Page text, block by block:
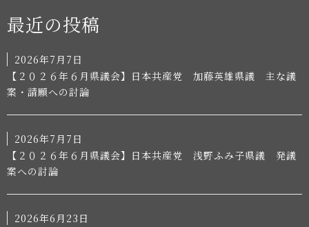
最近の投稿
2026年7月7日
【２０２６年６月県議会】日本共産党 加藤英雄県議 主な議
案・請願への討論
2026年7月7日
【２０２６年６月県議会】日本共産党 浅野ふみ子県議 発議
案への討論
2026年6月23日